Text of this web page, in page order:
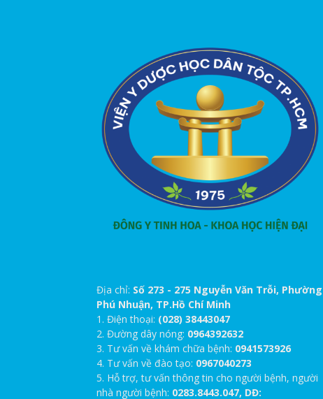
Địa chỉ: Số 273 - 275 Nguyễn Văn Trỗi, Phường
Phú Nhuận, TP.Hồ Chí Minh
1. Điện thoại: (028) 38443047
2. Đường dây nóng: 0964392632
3. Tư vấn về khám chữa bệnh: 0941573926
4. Tư vấn về đào tạo: 0967040273
5. Hỗ trợ, tư vấn thông tin cho người bệnh, người
nhà người bệnh: 0283.8443.047, DĐ: